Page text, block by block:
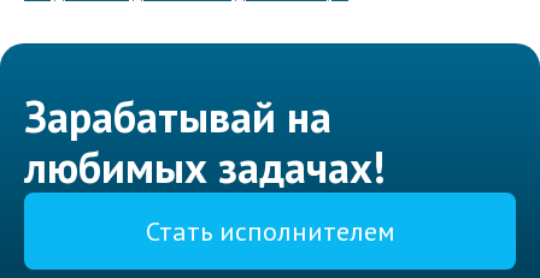
Зарабатывай на
любимых задачах!
Стать исполнителем